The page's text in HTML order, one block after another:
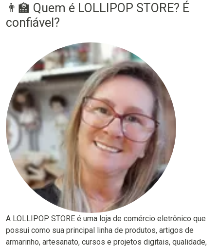
👨‍🏫 Quem é LOLLIPOP STORE? É
confiável?
A LOLLIPOP STORE é uma loja de comércio eletrônico que
possui como sua principal linha de produtos, artigos de
armarinho, artesanato, cursos e projetos digitais, qualidade,